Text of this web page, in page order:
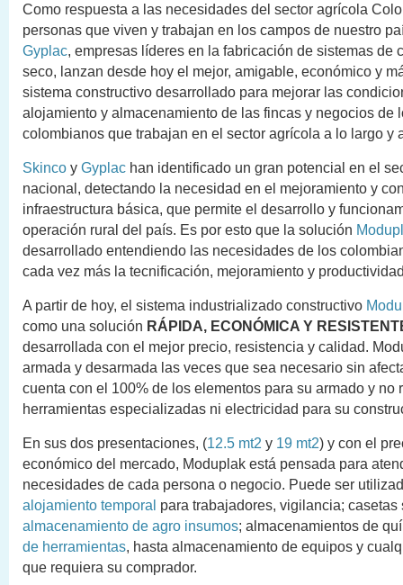
Como respuesta a las necesidades del sector agrícola
personas que viven y trabajan en los campos de nuestro
Gyplac, empresas líderes en la fabricación de sistemas de
seco, lanzan desde hoy el mejor, amigable, económico y
sistema constructivo desarrollado para mejorar las
alojamiento y almacenamiento de las fincas y negocios de
colombianos que trabajan en el sector agrícola a lo largo y
Skinco y Gyplac han identificado un gran potencial en el
nacional, detectando la necesidad en el mejoramiento y
infraestructura básica, que permite el desarrollo y
operación rural del país. Es por esto que la solución
desarrollado entendiendo las necesidades de los
cada vez más la tecnificación, mejoramiento y
A partir de hoy, el sistema industrializado constructivo
como una solución RÁPIDA, ECONÓMICA Y
desarrollada con el mejor precio, resistencia y calidad.
armada y desarmada las veces que sea necesario sin
cuenta con el 100% de los elementos para su armado y no
herramientas especializadas ni electricidad para su
En sus dos presentaciones, (12.5 mt2 y 19 mt2) y con el
económico del mercado, Moduplak está pensada para
necesidades de cada persona o negocio. Puede ser
alojamiento temporal para trabajadores, vigilancia; casetas
almacenamiento de agro insumos; almacenamientos de
de herramientas, hasta almacenamiento de equipos y
que requiera su comprador.